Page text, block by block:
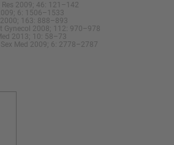
2009; 46: 121–142
6: 1506–1533
163: 888–893
Gynecol 2008; 112: 970–978
2013; 10: 58–73
Med 2009; 6: 2778–2787